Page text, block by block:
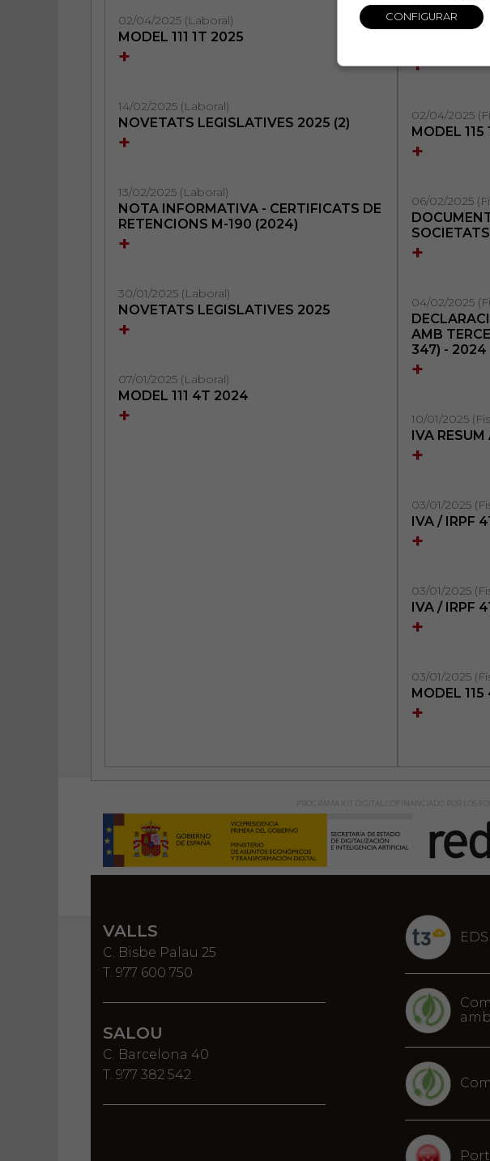
02/04/2025 (Laboral)
MODEL 111 1T 2025
+
14/02/2025 (Laboral)
NOVETATS LEGISLATIVES 2025 (2)
+
13/02/2025 (Laboral)
NOTA INFORMATIVA - CERTIFICATS DE
RETENCIONS M-190 (2024)
+
30/01/2025 (Laboral)
NOVETATS LEGISLATIVES 2025
+
07/01/2025 (Laboral)
MODEL 111 4T 2024
+
02/04/2025
+
02/04/2025
MODEL 115
+
06/02/2025
+
04/02/2025
AMB
347) - 2024
+
10/01/2025
IVA
+
03/01/2025
IVA / IRPF
+
03/01/2025
IVA / IRPF
+
03/01/2025
MODEL
+
PROGRAMA KIT DIGITAL COFINANCIADO POR LOS
VALLS
C. Bisbe Palau 25
T. 977 600 750
SALOU
C. Barcelona 40
T. 977 382 542